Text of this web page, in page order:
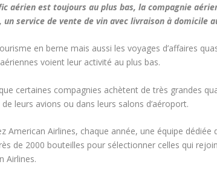
aérien est toujours au plus bas, la compagnie
un service de vente de vin avec livraison à domicile
en berne mais aussi les voyages d’affaires
voient leur activité au plus bas.
certaines compagnies achètent de très grandes
leurs avions ou dans leurs salons d’aéroport.
American Airlines, chaque année, une équipe dédiée
de 2000 bouteilles pour sélectionner celles qui
Airlines.